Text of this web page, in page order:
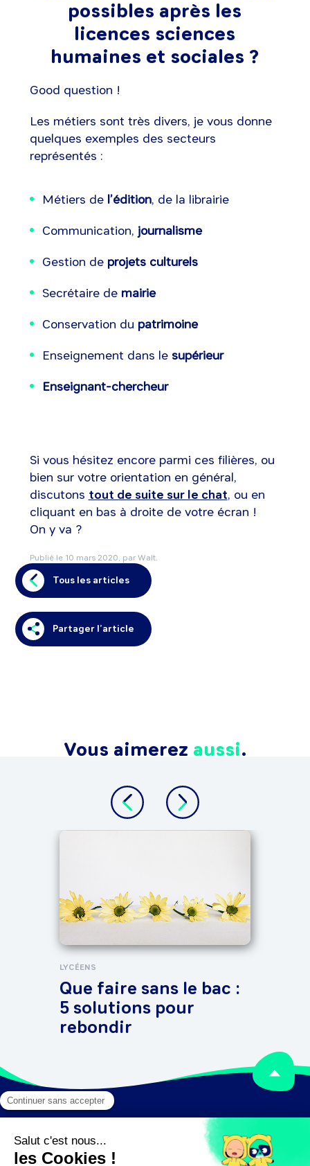
Tous les articles
Partager l’article
possibles après les
licences sciences
humaines et sociales ?
Good question !
Les métiers sont très divers, je vous donne
quelques exemples des secteurs
représentés :
Métiers de l’édition, de la librairie
Communication, journalisme
Gestion de projets culturels
Secrétaire de mairie
Conservation du patrimoine
Enseignement dans le supérieur
Enseignant-chercheur
Si vous hésitez encore parmi ces filières, ou
bien sur votre orientation en général,
discutons tout de suite sur le chat, ou en
cliquant en bas à droite de votre écran !
On y va ?
Publié le 10 mars 2020, par Walt.
Vous aimerez aussi.
LYCÉENS
Que faire sans le bac :
5 solutions pour
rebondir